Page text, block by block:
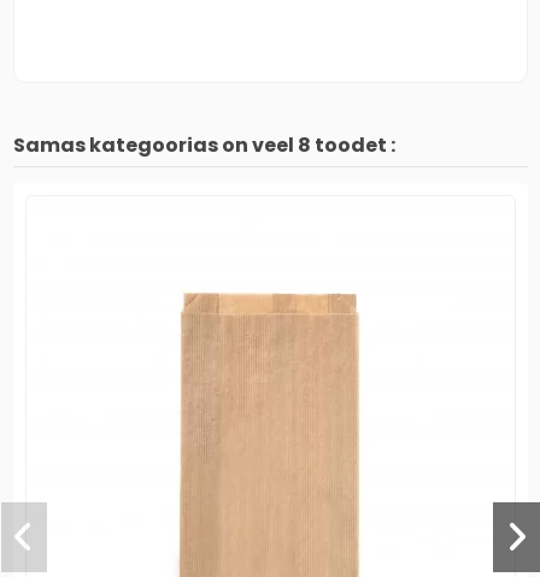
Samas kategoorias on veel 8 toodet :